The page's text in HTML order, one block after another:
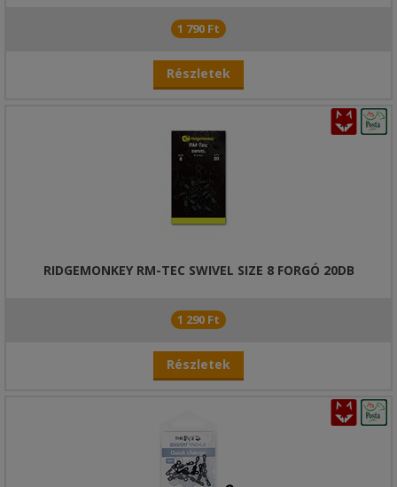
1 790 Ft
Részletek
RIDGEMONKEY RM-TEC SWIVEL SIZE 8 FORGÓ 20DB
1 290 Ft
Részletek